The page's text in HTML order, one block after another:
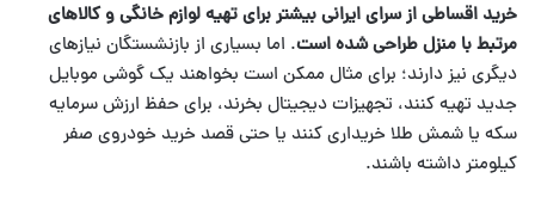
خرید اقساطی از سرای ایرانی بیشتر برای تهیه لوازم خانگی و کالاهای
مرتبط با منزل طراحی شده است. اما بسیاری از بازنشستگان نیازهای
دیگری نیز دارند؛ برای مثال ممکن است بخواهند یک گوشی موبایل
جدید تهیه کنند، تجهیزات دیجیتال بخرند، برای حفظ ارزش سرمایه
سکه یا شمش طلا خریداری کنند یا حتی قصد خرید خودروی صفر
کیلومتر داشته باشند.